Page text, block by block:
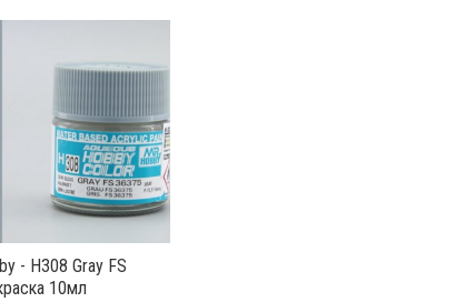
- H308 Gray FS
10мл